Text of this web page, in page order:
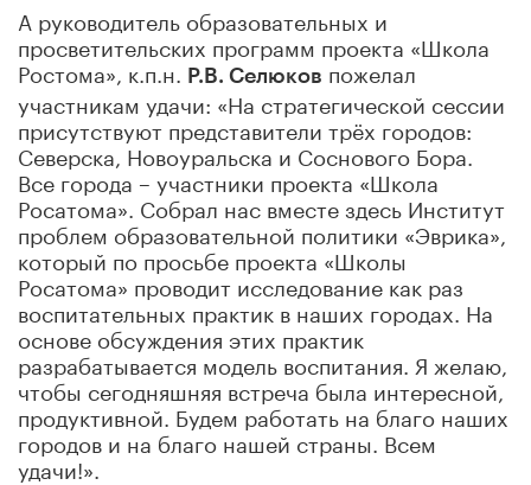
А руководитель образовательных и
просветительских программ проекта «Школа
Ростома», к.п.н. Р.В. Селюков пожелал
участникам удачи: «На стратегической сессии
присутствуют представители трёх городов:
Северска, Новоуральска и Соснового Бора.
Все города – участники проекта «Школа
Росатома». Собрал нас вместе здесь Институт
проблем образовательной политики «Эврика»,
который по просьбе проекта «Школы
Росатома» проводит исследование как раз
воспитательных практик в наших городах. На
основе обсуждения этих практик
разрабатывается модель воспитания. Я желаю,
чтобы сегодняшняя встреча была интересной,
продуктивной. Будем работать на благо наших
городов и на благо нашей страны. Всем
удачи!».